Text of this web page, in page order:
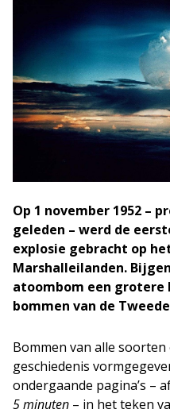
Op 1 november 1952 –
geleden – werd de
explosie gebracht op
Marshalleilanden.
atoombom een grotere
bommen van de
Bommen van alle
geschiedenis
ondergaande pagina’s –
5 minuten – in het teken